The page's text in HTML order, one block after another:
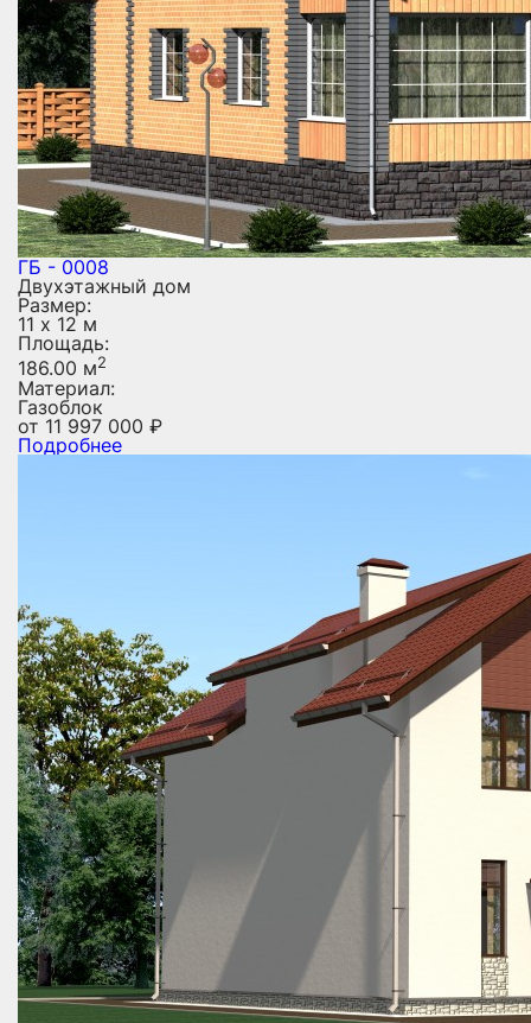
ГБ - 0008
Двухэтажный дом
Размер:
11 х 12 м
Площадь:
186.00 м2
Материал:
Газоблок
от 11 997 000 ₽
Подробнее